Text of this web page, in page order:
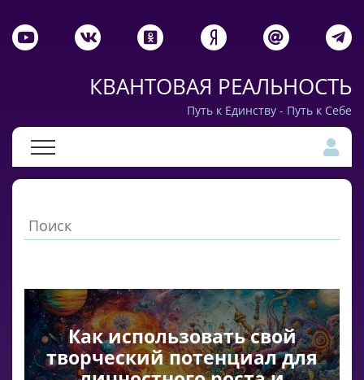
КВАНТОВАЯ РЕАЛЬНОСТЬ
Путь к Единству - Путь к Себе
Как использовать свой
творческий потенциал для